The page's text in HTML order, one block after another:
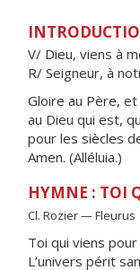
V/ Dieu, viens à
R/ Seigneur, à
Gloire au Père,
au Dieu qui est,
pour les siècles
Amen. (Alléluia.)
HYMNE : TOI
Cl. Rozier — Fleurus
Toi qui viens
L’univers périt